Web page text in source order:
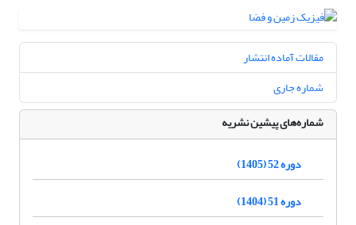
مقالات آماده انتشار
شماره جاری
شماره‌های پیشین نشریه
دوره 52 (1405)
دوره 51 (1404)